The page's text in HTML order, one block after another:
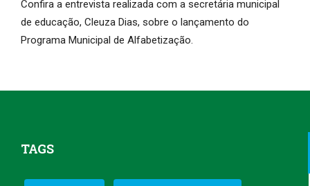
Confira a entrevista realizada com a secretária municipal
de educação, Cleuza Dias, sobre o lançamento do
Programa Municipal de Alfabetização.
TAGS